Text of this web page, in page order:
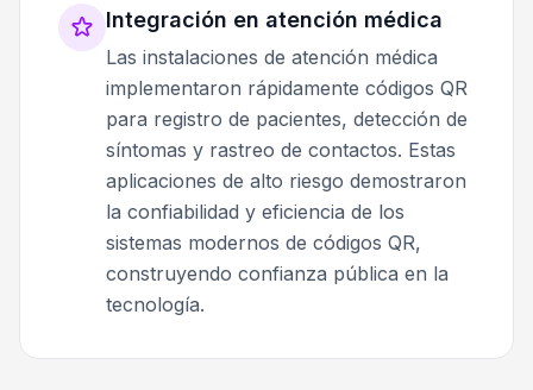
Integración en atención médica
Las instalaciones de atención médica
implementaron rápidamente códigos QR
para registro de pacientes, detección de
síntomas y rastreo de contactos. Estas
aplicaciones de alto riesgo demostraron
la confiabilidad y eficiencia de los
sistemas modernos de códigos QR,
construyendo confianza pública en la
tecnología.